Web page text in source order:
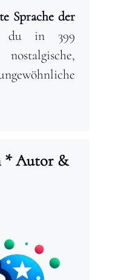
Sprache der
du in 399
* Autor &